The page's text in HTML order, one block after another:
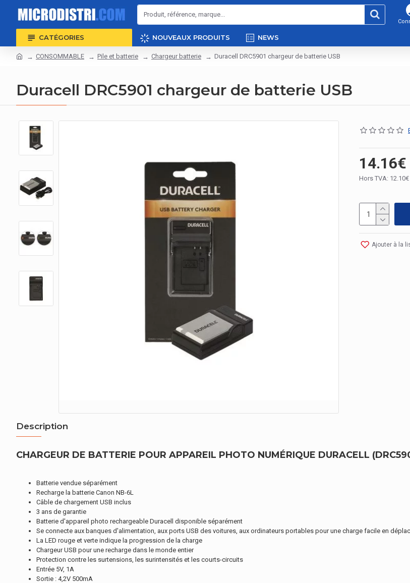
CATÉGORIES NOUVEAUX PRODUITS NEWS
CONSOMMABLE Pile et batterie Chargeur batterie Duracell DRC5901 chargeur de batterie USB
Duracell DRC5901 chargeur de batterie USB
14.16€
Hors TVA: 12.10€
Ajouter à la
Description
CHARGEUR DE BATTERIE POUR APPAREIL PHOTO NUMÉRIQUE DURACELL
Batterie vendue séparément
Recharge la batterie Canon NB-6L
Câble de chargement USB inclus
3 ans de garantie
Batterie d'appareil photo rechargeable Duracell disponible séparément
Se connecte aux banques d'alimentation, aux ports USB des voitures, aux ordinateurs portables pour une charge facile en
La LED rouge et verte indique la progression de la charge
Chargeur USB pour une recharge dans le monde entier
Protection contre les surtensions, les surintensités et les courts-circuits
Entrée 5V, 1A
Sortie : 4,2V 500mA